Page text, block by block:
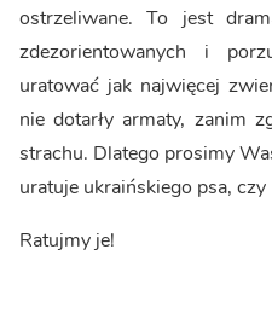
ostrzeliwane. To jest
zdezorientowanych i
uratować jak najwięcej
nie dotarły armaty, zanim
strachu. Dlatego prosimy
uratuje ukraińskiego psa, czy
Ratujmy je!